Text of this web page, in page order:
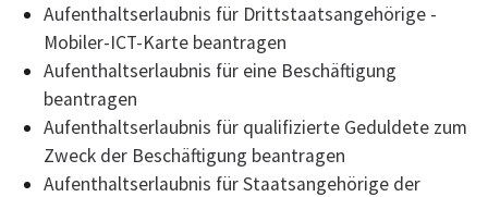
Aufenthaltserlaubnis für Drittstaatsangehörige -
Mobiler-ICT-Karte beantragen
Aufenthaltserlaubnis für eine Beschäftigung
beantragen
Aufenthaltserlaubnis für qualifizierte Geduldete zum
Zweck der Beschäftigung beantragen
Aufenthaltserlaubnis für Staatsangehörige der